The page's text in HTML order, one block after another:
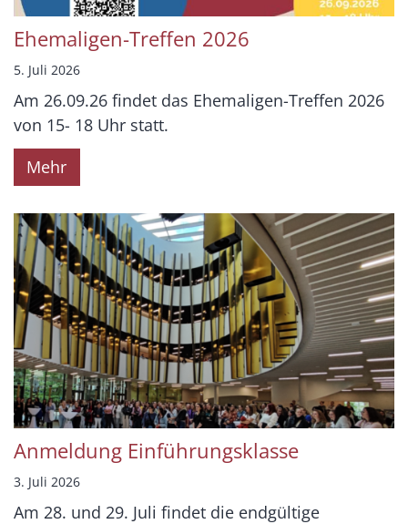
Ehemaligen-Treffen 2026
5. Juli 2026
Am 26.09.26 findet das Ehemaligen-Treffen 2026
von 15- 18 Uhr statt.
Mehr
Anmeldung Einführungsklasse
3. Juli 2026
Am 28. und 29. Juli findet die endgültige